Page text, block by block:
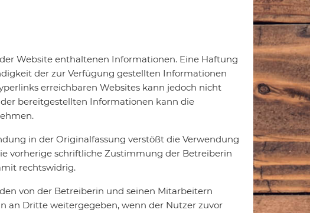
Website enthaltenen Informationen. Eine Haftung
der zur Verfügung gestellten Informationen
erreichbaren Websites kann jedoch nicht
bereitgestellten Informationen kann die
in der Originalfassung verstößt die Verwendung
vorherige schriftliche Zustimmung der Betreiberin
rechtswidrig.
von der Betreiberin und seinen Mitarbeitern
an Dritte weitergegeben, wenn der Nutzer zuvor